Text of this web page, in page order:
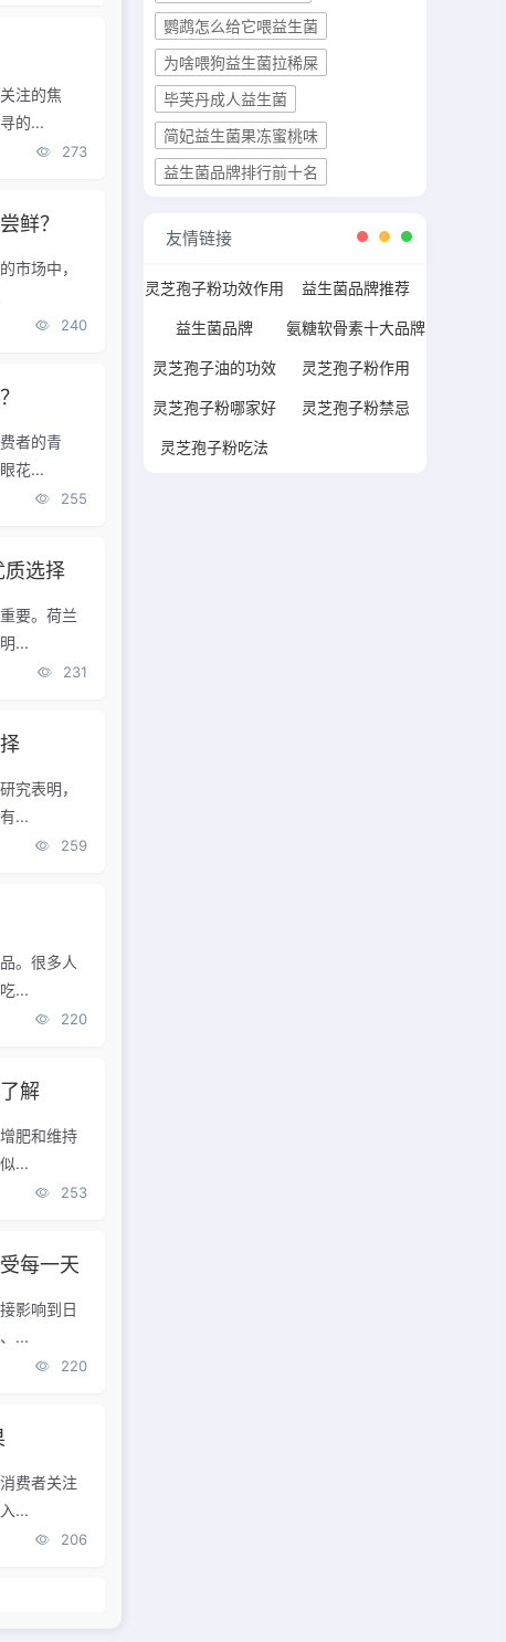
注的焦
的...
273
鲜？
市场中，
240
者的青
花...
255
质选择
要。荷兰
...
231
究表明，
...
259
。很多人
...
220
解
肥和维持
...
253
每一天
影响到日
...
220
费者关注
...
206
鹦鹉怎么给它喂益生菌
为啥喂狗益生菌拉稀屎
毕芙丹成人益生菌
简妃益生菌果冻蜜桃味
益生菌品牌排行前十名
友情链接
灵芝孢子粉功效作用 益生菌品牌推荐
益生菌品牌 氨糖软骨素十大品牌
灵芝孢子油的功效 灵芝孢子粉作用
灵芝孢子粉哪家好 灵芝孢子粉禁忌
灵芝孢子粉吃法